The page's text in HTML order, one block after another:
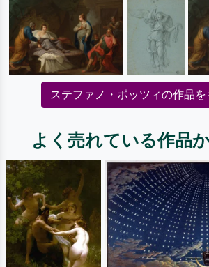
ステファノ・ポッツィの作品を
よく売れている作品